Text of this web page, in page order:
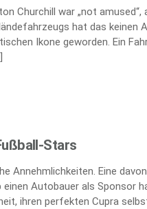
Churchill war „not
hat das keinen
Ikone geworden. Ein
Stars
Annehmlichkeiten. Eine
Autobauer als Sponsor
ihren perfekten Cupra